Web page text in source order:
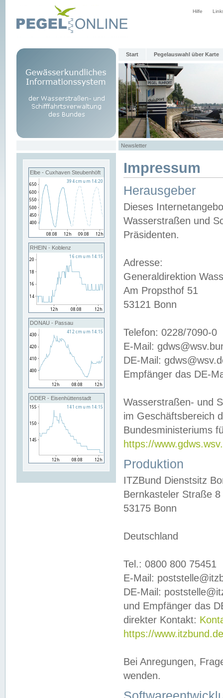
Hilfe
Start Pegelauswahl über Karte
Newsletter
Elbe - Cuxhaven Steubenhöft
RHEIN - Koblenz
DONAU - Passau
ODER - Eisenhüttenstadt
Impressum
Herausgeber
Dieses
Wasserstraßen und
Präsidenten.
Adresse:
Generaldirektion
Am Propsthof 51
53121 Bonn
Telefon: 0228/7090-0
E-Mail:
DE-Mail:
Empfänger das DE-
Wasserstraßen- und
im Geschäftsbereich
Bundesministeriums
https://
Produktion
ITZBund Dienstsitz
Bernkasteler Straße 8
53175 Bonn
Deutschland
Tel.: 0800 800 75451
E-Mail:
DE-Mail:
und Empfänger das
direkter Kontakt:
https://
Bei Anregungen,
wenden.